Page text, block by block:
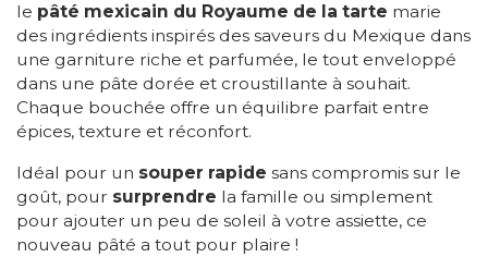
le pâté mexicain du Royaume de la tarte marie
des ingrédients inspirés des saveurs du Mexique dans
une garniture riche et parfumée, le tout enveloppé
dans une pâte dorée et croustillante à souhait.
Chaque bouchée offre un équilibre parfait entre
épices, texture et réconfort.
Idéal pour un souper rapide sans compromis sur le
goût, pour surprendre la famille ou simplement
pour ajouter un peu de soleil à votre assiette, ce
nouveau pâté a tout pour plaire !